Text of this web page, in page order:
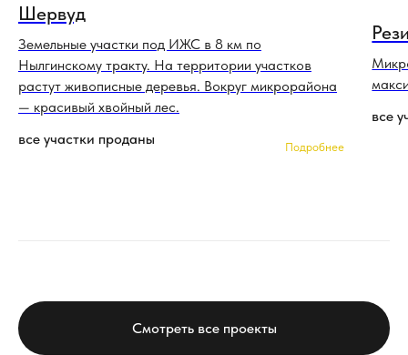
Шервуд
Земельные участки под ИЖС в 8 км по
Нылгинскому тракту. На территории участков
растут живописные деревья. Вокруг микрорайона
— красивый хвойный лес.
все участки проданы
Подробнее
все
Смотреть все проекты